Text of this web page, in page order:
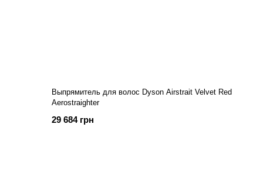
Выпрямитель для волос Dyson Airstrait Velvet Red
Aerostraighter
29 684 грн